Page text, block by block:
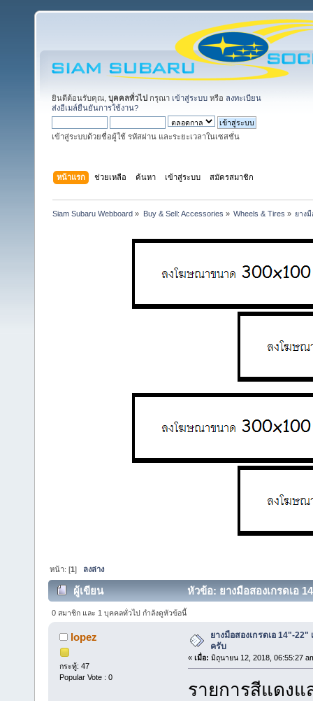
ยินดีต้อนรับคุณ, บุคคลทั่วไป กรุณา เข้าสู่ระบบ หรือ ลงทะเบียน
ส่งอีเมล์ยืนยันการใช้งาน?
เข้าสู่ระบบด้วยชื่อผู้ใช้ รหัสผ่าน และระยะเวลาในเซสชั่น
หน้าแรก ช่วยเหลือ ค้นหา เข้าสู่ระบบ สมัครสมาชิก
Siam Subaru Webboard » Buy & Sell: Accessories » Wheels & Tires » ยาง
หน้า: [1] ลงล่าง
ผู้เขียน หัวข้อ: ยางมือสองเกรดเอ
0 สมาชิก และ 1 บุคคลทั่วไป กำลังดูหัวข้อนี้
lopez
กระทู้: 47
Popular Vote : 0
ยางมือสองเกรดเอ 14"-
ครับ
« เมื่อ: มิถุนายน 12, 2018, 06:55:27
รายการสีแดงแ